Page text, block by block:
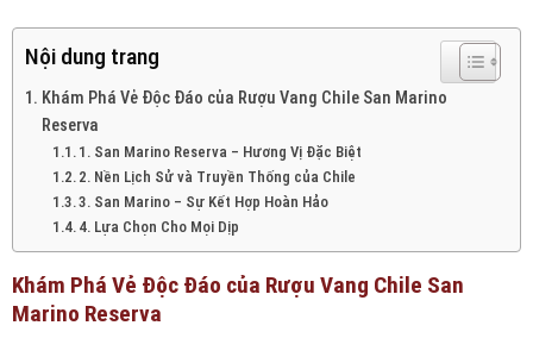
Nội dung trang
Khám Phá Vẻ Độc Đáo của Rượu Vang Chile San Marino
Reserva
1. San Marino Reserva – Hương Vị Đặc Biệt
2. Nền Lịch Sử và Truyền Thống của Chile
3. San Marino – Sự Kết Hợp Hoàn Hảo
4. Lựa Chọn Cho Mọi Dịp
Khám Phá Vẻ Độc Đáo của Rượu Vang Chile San
Marino Reserva